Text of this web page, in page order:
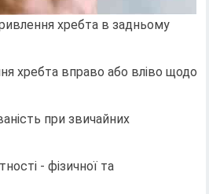
хребта в задньому
хребта вправо або вліво щодо
при звичайних
- фізичної та